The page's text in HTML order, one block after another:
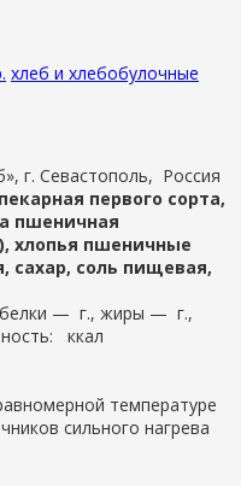
хлеб и хлебобулочные
г. Севастополь, Россия
первого сорта,
пшеничная
хлопья пшеничные
сахар, соль пищевая,
— г., жиры — г.,
ккал
температуре
сильного нагрева